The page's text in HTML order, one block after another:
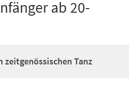
ab 20-
Tanz